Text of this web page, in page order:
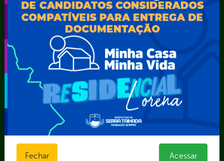
SEMARH / Secretaria de Agricultura Familiar – SEMAF
Secretaria Municipal de Educação – SEST
Secretaria Municipal de Esporte e Lazer – SEMEL
Secretaria Municipal de Finanças – SECFIN
Secretaria Municipal de Governo – SEGOV
Secretaria Municipal de Meio Ambiente – SEMA
Secretaria Municipal de Planejamento e Gestão – SEPLAG
Secretaria Municipal de Relações Institucionais – SEMRI
Secretaria Municipal de Saúde – SMS
Secretaria Municipal de Serviços Públicos – SEMUSP
Superintendência de Trânsito e Transportes de Serra
Talhada-STTRANS
Transparência, Fiscalização e Controle
Fechar Acessar